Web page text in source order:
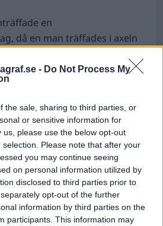
- Do Not Process My
the sale, sharing to third parties, or
or sensitive information for
please use the below opt-out
Please note that after your
you may continue seeing
on personal information utilized by
disclosed to third parties prior to
opt-out of the further
information by third parties on the
participants. This information may
en
då en man träffades i axeln
gick genom ett fönster in i
personer befann sig, men
döms nu av tingsrätten för
tre fall av framkallande av
vapenbrott samt ringa
i 15 år.
i Stockholm.Natten
i ett flerbostadshus i
polisen om skrik och att